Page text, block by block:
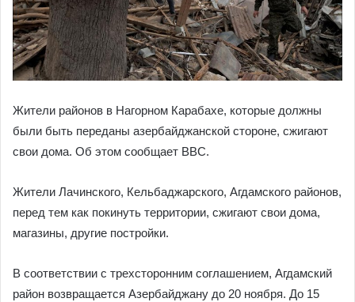
Жители районов в Нагорном Карабахе, которые должны
были быть переданы азербайджанской стороне, сжигают
свои дома. Об этом сообщает BBC.
Жители Лачинского, Кельбаджарского, Агдамского районов,
перед тем как покинуть территории, сжигают свои дома,
магазины, другие постройки.
В соответствии с трехсторонним соглашением, Агдамский
район возвращается Азербайджану до 20 ноября. До 15